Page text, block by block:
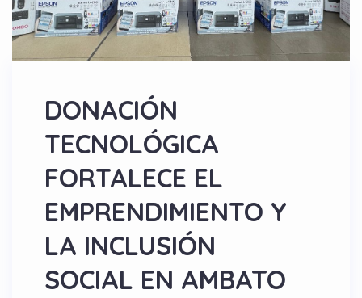
DONACIÓN
TECNOLÓGICA
FORTALECE EL
EMPRENDIMIENTO Y
LA INCLUSIÓN
SOCIAL EN AMBATO